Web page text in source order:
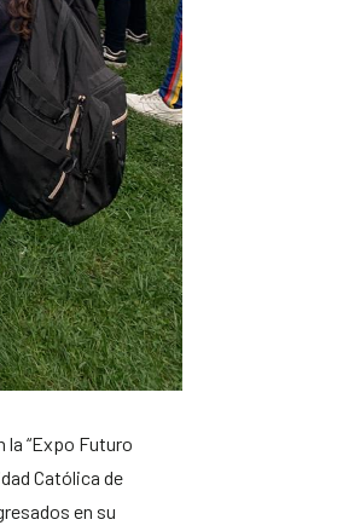
“Expo Futuro
Católica de
en su